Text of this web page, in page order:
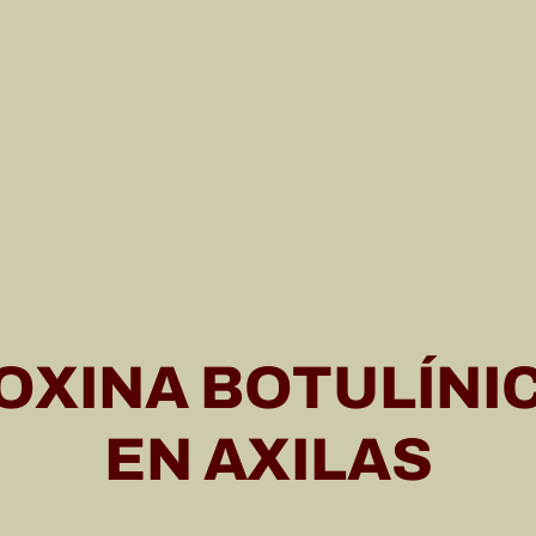
EN AXILAS